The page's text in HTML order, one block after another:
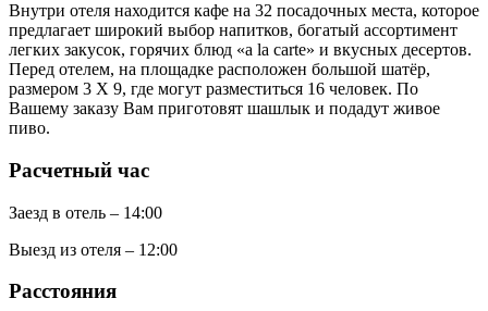
Внутри отеля находится кафе на 32 посадочных места, которое
предлагает широкий выбор напитков, богатый ассортимент
легких закусок, горячих блюд «а la carte» и вкусных десертов.
Перед отелем, на площадке расположен большой шатёр,
размером 3 Х 9, где могут разместиться 16 человек. По
Вашему заказу Вам приготовят шашлык и подадут живое
пиво.
Расчетный час
Заезд в отель – 14:00
Выезд из отеля – 12:00
Расстояния